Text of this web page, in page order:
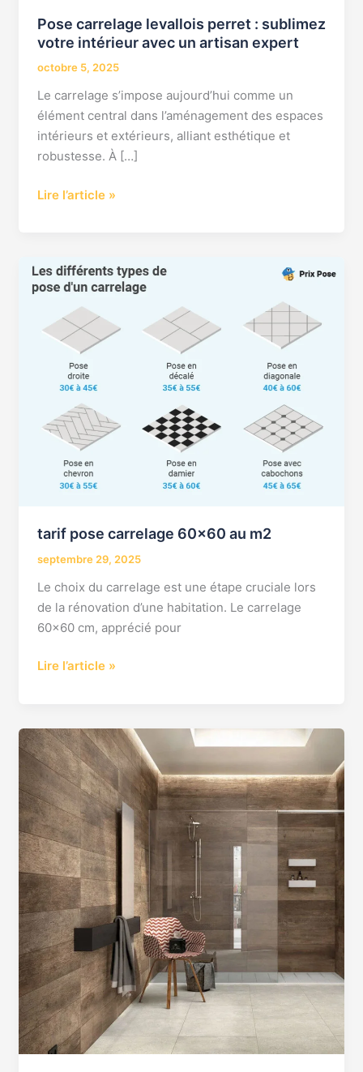
Pose carrelage levallois perret : sublimez
votre intérieur avec un artisan expert
octobre 5, 2025
Le carrelage s’impose aujourd’hui comme un
élément central dans l’aménagement des espaces
intérieurs et extérieurs, alliant esthétique et
robustesse. À […]
intérieur
avec
un
Lire l’article »
tarif pose carrelage 60×60 au m2
septembre 29, 2025
Le choix du carrelage est une étape cruciale lors
de la rénovation d’une habitation. Le carrelage
60×60 cm, apprécié pour
tarif
pose
carrelage
60×60
Lire l’article »
Prix
pour
poser
du
carrelage
:
astuces
pour
réduire
la
facture
sans
compromis